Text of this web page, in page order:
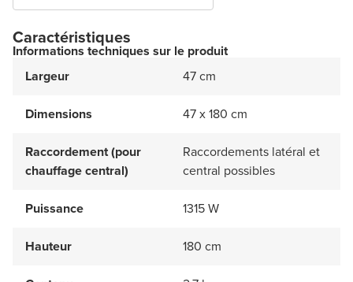
Caractéristiques
Informations techniques sur le produit
Largeur
47 cm
Dimensions 47 x 180 cm
Raccordement (pour
chauffage central)
Raccordements latéral et
central possibles
Puissance 1315 W
Hauteur 180 cm